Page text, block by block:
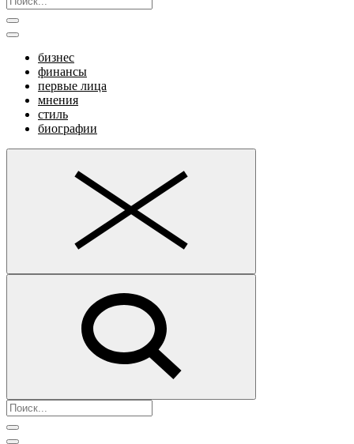
бизнес
финансы
первые лица
мнения
стиль
биографии